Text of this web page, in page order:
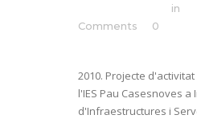
in
Comments
0
2010. Projecte
l'IES Pau Casesnoves a
d'Infraestructures i